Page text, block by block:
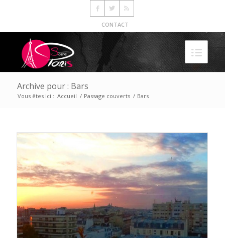
CONTACT
Archive pour : Bars
Vous êtes ici : Accueil / Passage couverts / Bars